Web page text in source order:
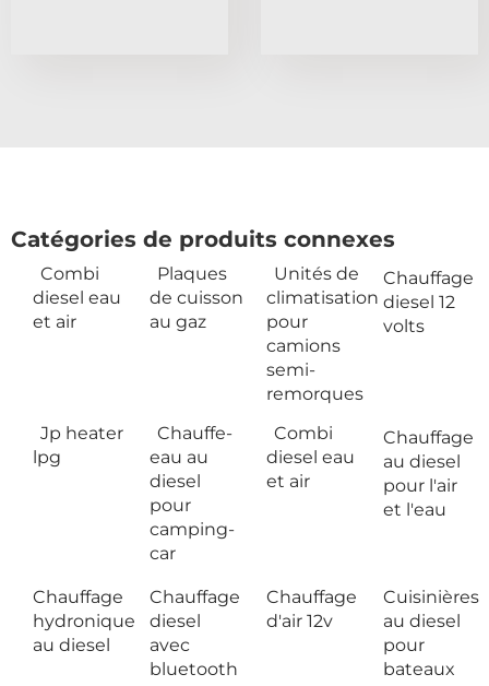
Catégories de produits connexes
Combi
diesel eau
et air
Plaques
de cuisson
au gaz
Unités de
climatisation
pour
camions
semi-
remorques
Chauffage
diesel 12
volts
Jp heater
lpg
Chauffe-
eau au
diesel
pour
camping-
car
Combi
diesel eau
et air
Chauffage
au diesel
pour l'air
et l'eau
Chauffage
hydronique
au diesel
Chauffage
diesel
avec
bluetooth
Chauffage
d'air 12v
Cuisinières
au diesel
pour
bateaux